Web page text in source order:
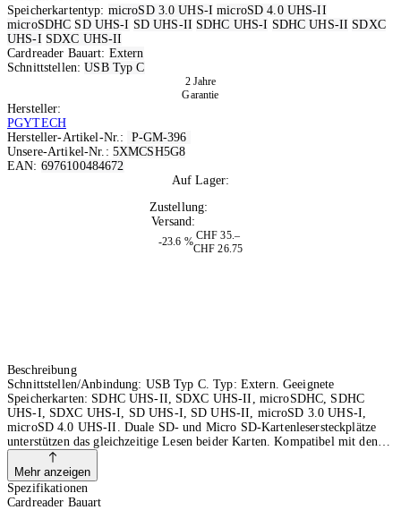
Speicherkartentyp: microSD 3.0 UHS-I microSD 4.0 UHS-II
microSDHC SD UHS-I SD UHS-II SDHC UHS-I SDHC UHS-II SDXC
UHS-I SDXC UHS-II
Cardreader Bauart: Extern
Schnittstellen:USB Typ C
2 Jahre
Garantie
Hersteller:
PGYTECH
Hersteller-Artikel-Nr.:
P-GM-396
Unsere-Artikel-Nr.: 5XMCSH5G8
EAN: 6976100484672
Auf Lager:
Zustellung:
Versand:
-23.6 %
CHF 35.–
CHF 26.75
Beschreibung
Schnittstellen/Anbindung: USB Typ C. Typ: Extern. Geeignete
Speicherkarten: SDHC UHS-II, SDXC UHS-II, microSDHC, SDHC
UHS-I, SDXC UHS-I, SD UHS-I, SD UHS-II, microSD 3.0 UHS-I,
microSD 4.0 UHS-II. Duale SD- und Micro SD-Kartenlesersteckplätze
unterstützen das gleichzeitige Lesen beider Karten. Kompatibel mit den
Standards SD UHS-II/UHS-I und Micro SD UHS-II/UHS-I. Standard
Typ-C-Anschluss mit OTG (On-the-Go) ermöglicht Plug-and-Play-
Verbindungen mit Smartphones und Tablets für die sofortige Übertragung
und das Teilen Ihrer besten Kreationen.
Mehr anzeigen
Spezifikationen
Cardreader Bauart